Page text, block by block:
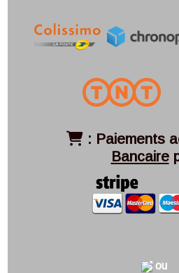
 : Paiements
Bancaire
ou